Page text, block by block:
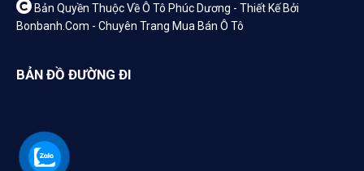
Bản Quyền Thuộc Về Ô Tô Phúc Dương - Thiết Kế Bởi
Bonbanh.com - Chuyên Trang Mua Bán Ô Tô
BẢN ĐỒ ĐƯỜNG ĐI